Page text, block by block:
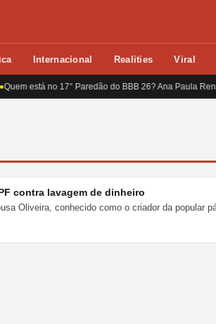
Internacional Realities Viral
Quem está no 17° Paredão do BBB 26? Ana Paula
contra lavagem de dinheiro
Oliveira, conhecido como o criador da popular